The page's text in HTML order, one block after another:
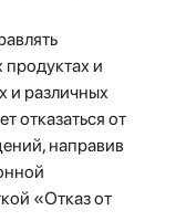
и
и различных
отказаться от
направив
«Отказ от